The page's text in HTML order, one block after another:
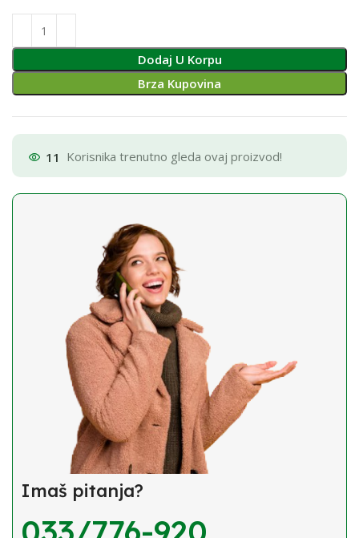
Dodaj U Korpu
Brza Kupovina
11 Korisnika trenutno gleda ovaj proizvod!
Imaš pitanja?